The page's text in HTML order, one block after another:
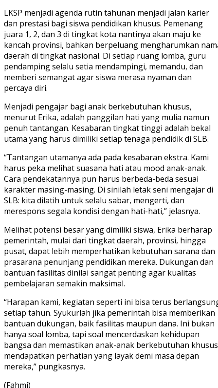
LKSP menjadi agenda rutin tahunan menjadi jalan karier
dan prestasi bagi siswa pendidikan khusus. Pemenang
juara 1, 2, dan 3 di tingkat kota nantinya akan maju ke
kancah provinsi, bahkan berpeluang mengharumkan
daerah di tingkat nasional. Di setiap ruang lomba, guru
pendamping selalu setia mendampingi, memandu, dan
memberi semangat agar siswa merasa nyaman dan
percaya diri.
Menjadi pengajar bagi anak berkebutuhan khusus,
menurut Erika, adalah panggilan hati yang mulia namun
penuh tantangan. Kesabaran tingkat tinggi adalah bekal
utama yang harus dimiliki setiap tenaga pendidik di SLB.
“Tantangan utamanya ada pada kesabaran ekstra. Kami
harus peka melihat suasana hati atau mood anak-anak.
Cara pendekatannya pun harus berbeda-beda sesuai
karakter masing-masing. Di sinilah letak seni mengajar di
SLB: kita dilatih untuk selalu sabar, mengerti, dan
merespons segala kondisi dengan hati-hati,” jelasnya.
Melihat potensi besar yang dimiliki siswa, Erika berharap
pemerintah, mulai dari tingkat daerah, provinsi, hingga
pusat, dapat lebih memperhatikan kebutuhan sarana dan
prasarana penunjang pendidikan mereka. Dukungan dan
bantuan fasilitas dinilai sangat penting agar kualitas
pembelajaran semakin maksimal.
“Harapan kami, kegiatan seperti ini bisa terus
setiap tahun. Syukurlah jika pemerintah bisa memberikan
bantuan dukungan, baik fasilitas maupun dana. Ini bukan
hanya soal lomba, tapi soal mencerdaskan kehidupan
bangsa dan memastikan anak-anak berkebutuhan khusus
mendapatkan perhatian yang layak demi masa depan
mereka,” pungkasnya.
(Fahmi)